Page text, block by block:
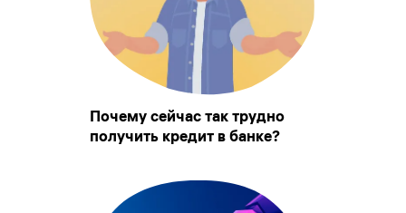
Почему сейчас так трудно
получить кредит в банке?